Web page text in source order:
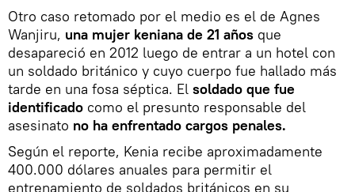
Otro caso retomado por el medio es el de Agnes
Wanjiru, una mujer keniana de 21 años que
desapareció en 2012 luego de entrar a un hotel con
un soldado británico y cuyo cuerpo fue hallado más
tarde en una fosa séptica. El soldado que fue
identificado como el presunto responsable del
asesinato no ha enfrentado cargos penales.
Según el reporte, Kenia recibe aproximadamente
400.000 dólares anuales para permitir el
entrenamiento de soldados británicos en su